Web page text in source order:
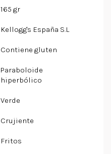
165 gr
Kellogg's España S.L
Contiene gluten
Paraboloide
hiperbólico
Verde
Crujiente
Fritos